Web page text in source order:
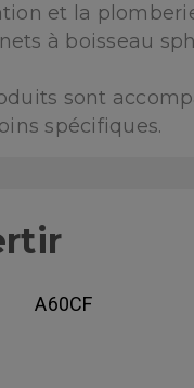
et la
à boisseau
sont
spécifiques.
A60CF